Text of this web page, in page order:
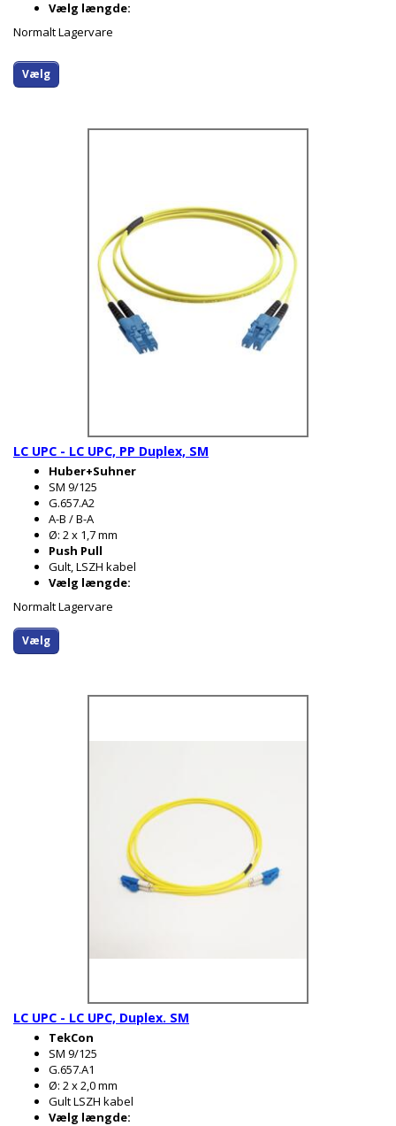
Vælg længde:
Normalt Lagervare
Vælg
LC UPC - LC UPC, PP Duplex, SM
Huber+Suhner
SM 9/125
G.657.A2
A-B / B-A
Ø: 2 x 1,7 mm
Push Pull
Gult, LSZH kabel
Vælg længde:
Normalt Lagervare
Vælg
LC UPC - LC UPC, Duplex. SM
TekCon
SM 9/125
G.657.A1
Ø: 2 x 2,0 mm
Gult LSZH kabel
Vælg længde: